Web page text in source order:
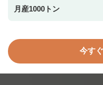
月産1000トン
今す